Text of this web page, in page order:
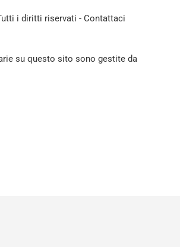
i diritti riservati - Contattaci
su questo sito sono gestite da